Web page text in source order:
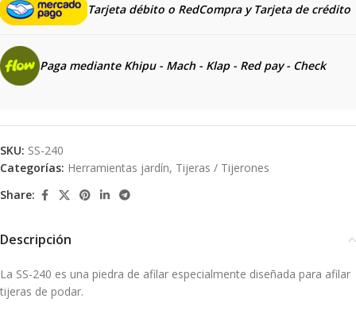
Tarjeta débito o RedCompra y Tarjeta de crédito
Paga mediante Khipu - Mach - Klap - Red pay - Check
SKU: SS-240
Categorías: Herramientas jardín, Tijeras / Tijerones
Share:
Descripción
La SS-240 es una piedra de afilar especialmente diseñada para afilar
tijeras de podar.